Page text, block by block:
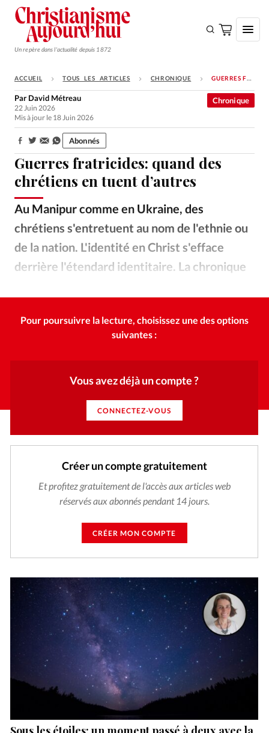
Un repère dans l'actualité depuis 1872
S'ABONNER
Monde
Opinions
Tous les articles
Faire un don
Se connecter
Édition: Internationale
RUBRIQUES
Tous les articles
Actualité chrétienne
Dossier
Eglises Foi Génération réveil
Monde
Publireportage
Relations Aujourd'hui
Tour du monde des Eglises
Vie Intérieure
ACCUEIL TOUS LES ARTICLES CHRONIQUE GUERRES FRATRICIDES: QUAND DES CHRÉTIENS EN TUENT D’AUTRES
Guerres fratricides: quand des
chrétiens en tuent d’autres
Au Manipur comme en Ukraine, des
chrétiens s'entretuent au nom de l'ethnie ou
de la nation. L'identité en Christ s'efface
derrière l'étendard identitaire. La chronique
Chronique
Par David Métreau
22 Juin 2026
Mis à jour le 18 Juin 2026
Partager: Abonnés
Pour poursuivre la lecture, choisissez une des options
suivantes :
Vous avez déjà un compte ?
CONNECTEZ-VOUS
Créer un compte gratuitement
Et profitez gratuitement de l'accès aux articles web
réservés aux abonnés pendant 14 jours.
CRÉER MON COMPTE